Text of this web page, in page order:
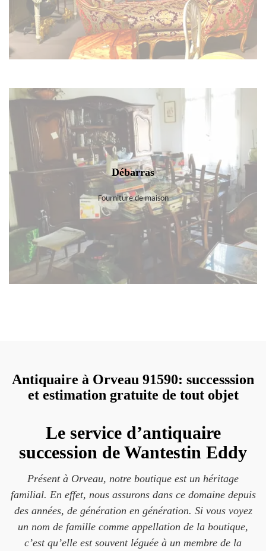
Débarras
Fourniture de maison
Antiquaire à Orveau 91590: successsion
et estimation gratuite de tout objet
Le service d’antiquaire
succession de Wantestin Eddy
Présent à Orveau, notre boutique est un héritage
familial. En effet, nous assurons dans ce domaine depuis
des années, de génération en génération. Si vous voyez
un nom de famille comme appellation de la boutique,
c’est qu’elle est souvent léguée à un membre de la